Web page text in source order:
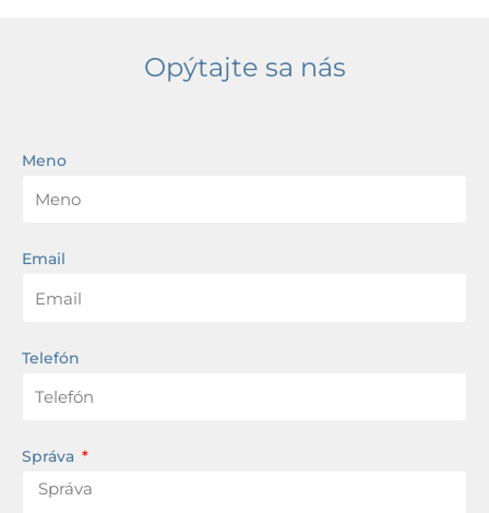
Opýtajte sa nás
Meno
Email
Telefón
Správa